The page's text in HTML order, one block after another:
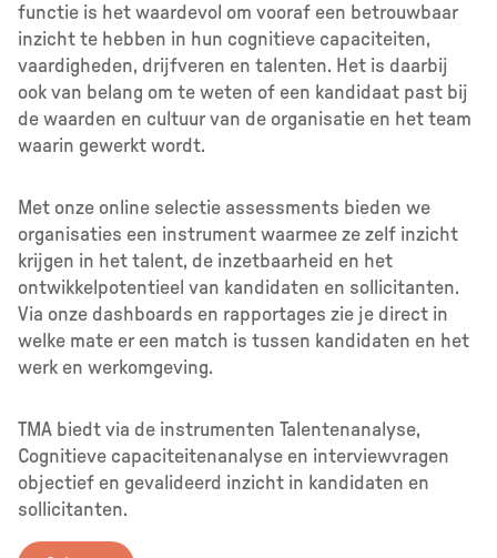
functie is het waardevol om vooraf een betrouwbaar
inzicht te hebben in hun cognitieve capaciteiten,
vaardigheden, drijfveren en talenten. Het is daarbij
ook van belang om te weten of een kandidaat past bij
de waarden en cultuur van de organisatie en het team
waarin gewerkt wordt.
Met onze online selectie assessments bieden we
organisaties een instrument waarmee ze zelf inzicht
krijgen in het talent, de inzetbaarheid en het
ontwikkelpotentieel van kandidaten en sollicitanten.
Via onze dashboards en rapportages zie je direct in
welke mate er een match is tussen kandidaten en het
werk en werkomgeving.
TMA biedt via de instrumenten Talentenanalyse,
Cognitieve capaciteitenanalyse en interviewvragen
objectief en gevalideerd inzicht in kandidaten en
sollicitanten.